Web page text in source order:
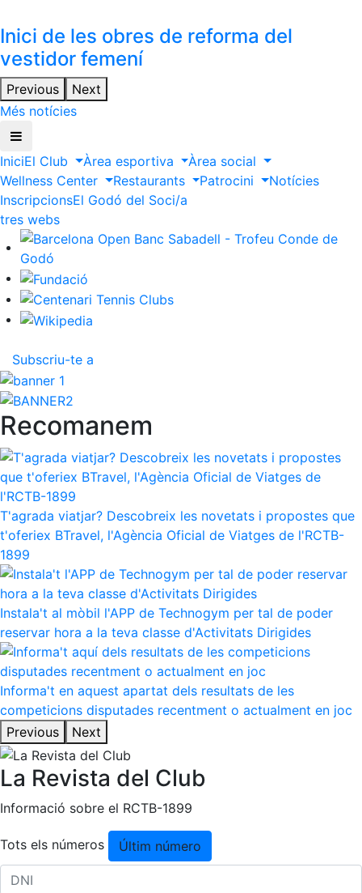
Inici de les obres de reforma del
vestidor femení
Previous
Next
Més notícies
IniciEl Club Àrea esportiva
Àrea social
Wellness Center
Restaurants Patrocini
Notícies
InscripcionsEl Godó del Soci/a
webs
Subscriu-te a
Recomanem
T'agrada viatjar? Descobreix les novetats i propostes que
t'oferiex BTravel, l'Agència Oficial de Viatges de l'RCTB-
1899
Instala't al mòbil l'APP de Technogym per tal de poder
reservar hora a la teva classe d'Activitats Dirigides
Informa't en aquest apartat dels resultats de les
competicions disputades recentment o actualment en joc
Previous
Next
La Revista del Club
Informació sobre el RCTB-1899
Tots els números Últim número